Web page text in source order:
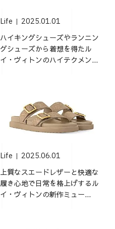
Life 2025.01.01
ハイキングシューズやランニン
グシューズから着想を得たル
イ・ヴィトンのハイテクメン...
Life 2025.06.01
上質なスエードレザーと快適な
履き心地で日常を格上げするル
イ・ヴィトンの新作ミュー...